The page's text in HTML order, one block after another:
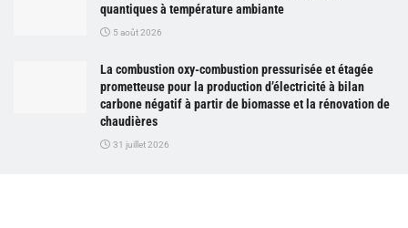
quantiques à température ambiante
5 août 2026
La combustion oxy-combustion pressurisée et étagée
prometteuse pour la production d’électricité à bilan
carbone négatif à partir de biomasse et la rénovation de
chaudières
31 juillet 2026